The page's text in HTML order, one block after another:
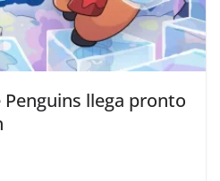
Penguins llega pronto